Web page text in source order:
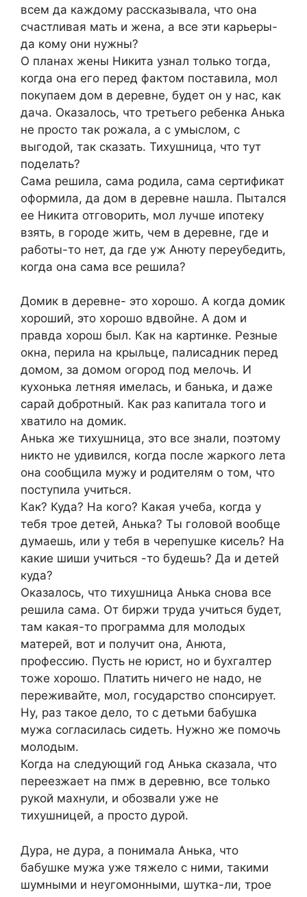
всем да каждому рассказывала, что она
счастливая мать и жена, а все эти карьеры-
да кому они нужны?
О планах жены Никита узнал только тогда,
когда она его перед фактом поставила, мол
покупаем дом в деревне, будет он у нас, как
дача. Оказалось, что третьего ребенка Анька
не просто так рожала, а с умыслом, с
выгодой, так сказать. Тихушница, что тут
поделать?
Сама решила, сама родила, сама сертификат
оформила, да дом в деревне нашла. Пытался
ее Никита отговорить, мол лучше ипотеку
взять, в городе жить, чем в деревне, где и
работы-то нет, да где уж Анюту переубедить,
когда она сама все решила?
Домик в деревне- это хорошо. А когда домик
хороший, это хорошо вдвойне. А дом и
правда хорош был. Как на картинке. Резные
окна, перила на крыльце, палисадник перед
домом, за домом огород под мелочь. И
кухонька летняя имелась, и банька, и даже
сарай добротный. Как раз капитала того и
хватило на домик.
Анька же тихушница, это все знали, поэтому
никто не удивился, когда после жаркого лета
она сообщила мужу и родителям о том, что
поступила учиться.
Как? Куда? На кого? Какая учеба, когда у
тебя трое детей, Анька? Ты головой вообще
думаешь, или у тебя в черепушке кисель? На
какие шиши учиться -то будешь? Да и детей
куда?
Оказалось, что тихушница Анька снова все
решила сама. От биржи труда учиться будет,
там какая-то программа для молодых
матерей, вот и получит она, Анюта,
профессию. Пусть не юрист, но и бухгалтер
тоже хорошо. Платить ничего не надо, не
переживайте, мол, государство спонсирует.
Ну, раз такое дело, то с детьми бабушка
мужа согласилась сидеть. Нужно же помочь
молодым.
Когда на следующий год Анька сказала, что
переезжает на пмж в деревню, все только
рукой махнули, и обозвали уже не
тихушницей, а просто дурой.
Дура, не дура, а понимала Анька, что
бабушке мужа уже тяжело с ними, такими
шумными и неугомонными, шутка-ли, трое